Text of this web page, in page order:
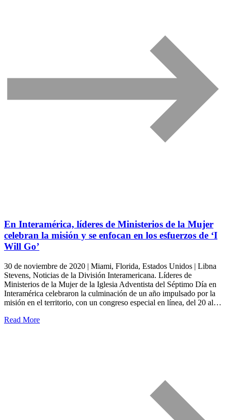
En Interamérica, líderes de Ministerios de la Mujer
celebran la misión y se enfocan en los esfuerzos de ‘I
Will Go’
30 de noviembre de 2020 | Miami, Florida, Estados Unidos | Libna
Stevens, Noticias de la División Interamericana. Líderes de
Ministerios de la Mujer de la Iglesia Adventista del Séptimo Día en
Interamérica celebraron la culminación de un año impulsado por la
misión en el territorio, con un congreso especial en línea, del 20 al…
Read More